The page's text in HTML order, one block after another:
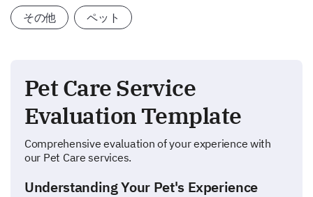
その他 ペット
Pet Care Service
Evaluation Template
Comprehensive evaluation of your experience with
our Pet Care services.
Understanding Your Pet's Experience